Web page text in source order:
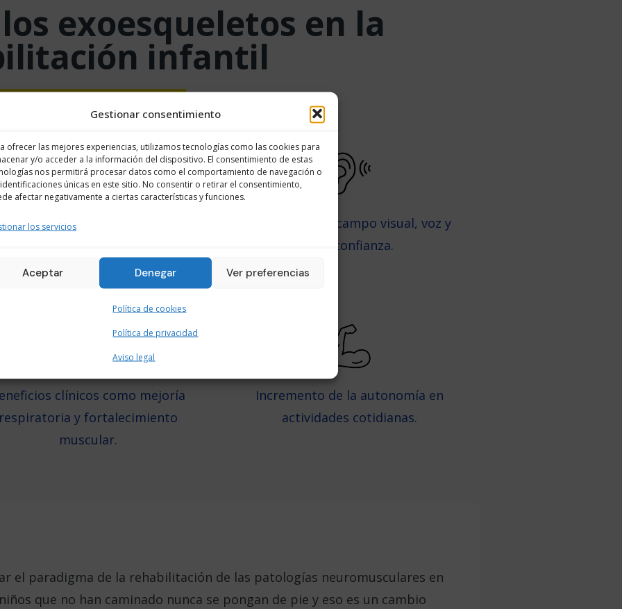
Gestionar consentimiento
ofrecer las mejores experiencias, utilizamos tecnologías como las cookies para
y/o acceder a la información del dispositivo. El consentimiento de estas
nos permitirá procesar datos como el comportamiento de navegación o
únicas en este sitio. No consentir o retirar el consentimiento,
afectar negativamente a ciertas características y funciones.
los servicios
Aceptar Denegar Ver preferencias
Política de cookies
Política de privacidad
Aviso legal
exoesqueletos en la
infantil
rehabilitación cambia de ser
Cambios en el campo visual, voz y
autoconfianza.
clínicos como mejoría
respiratoria y fortalecimiento
muscular.
Incremento de la autonomía en
actividades cotidianas.
el paradigma de la rehabilitación de las patologías neuromusculares en
que no han caminado nunca se pongan de pie y eso es un cambio